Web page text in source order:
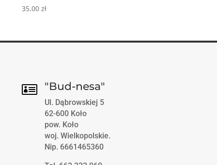
35.00 zł
 "Bud-nesa"
Ul. Dąbrowskiej 5
62-600 Koło
pow. Koło
woj. Wielkopolskie.
Nip. 6661465360